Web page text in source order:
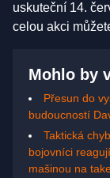
uskuteční 14.
celou akci
Mohlo by
Přesun do
budoucností
Taktická
bojovníci
mašinou na